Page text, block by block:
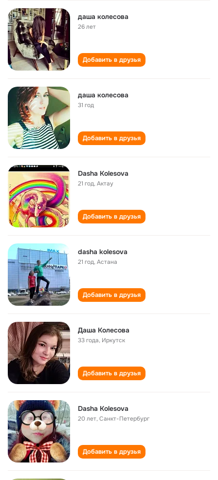
даша колесова
26 лет
Добавить в друзья
даша колесова
31 год
Добавить в друзья
Dasha Kolesova
21 год,Актау
Добавить в друзья
dasha kolesova
21 год,Астана
Добавить в друзья
Даша Колесова
33 года, Иркутск
Добавить в друзья
Dasha Kolesova
20 лет,Санкт-Петербург
Добавить в друзья